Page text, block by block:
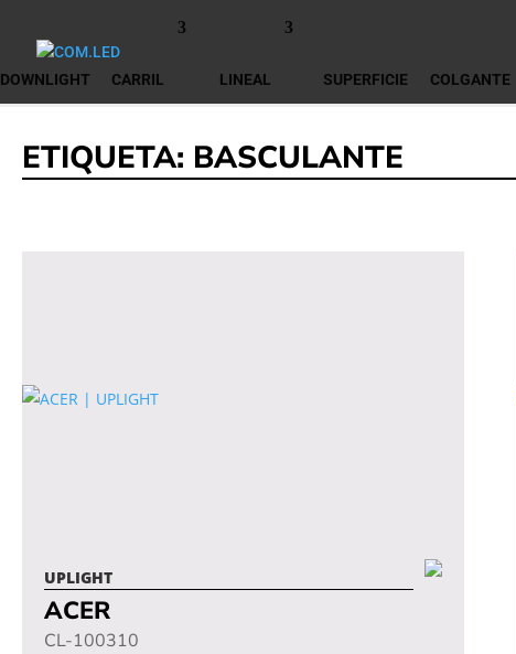
DOWNLIGHT CARRIL LINEAL SUPERFICIE COLGANTE
ETIQUETA: BASCULANTE
UPLIGHT
ACER
CL-100310